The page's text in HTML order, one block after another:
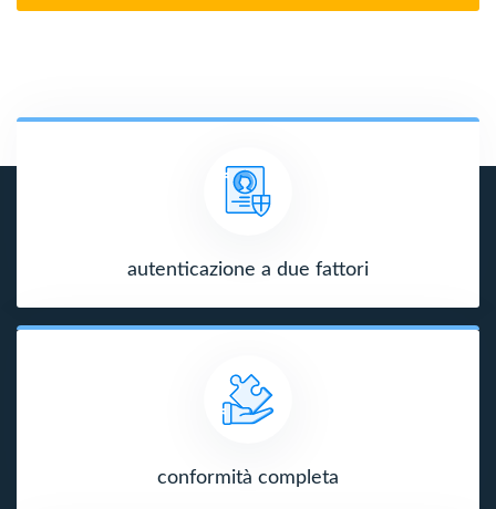
autenticazione a due fattori
conformità completa